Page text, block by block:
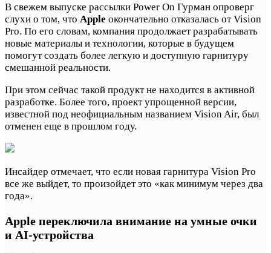
В свежем выпуске рассылки Power On Гурман опроверг
слухи о том, что Apple окончательно отказалась от Vision
Pro. По его словам, компания продолжает разрабатывать
новые материалы и технологии, которые в будущем
помогут создать более легкую и доступную гарнитуру
смешанной реальности.
При этом сейчас такой продукт не находится в активной
разработке. Более того, проект упрощенной версии,
известной под неофициальным названием Vision Air, был
отменен еще в прошлом году.
Инсайдер отмечает, что если новая гарнитура Vision Pro
все же выйдет, то произойдет это «как минимум через два
года».
Apple переключила внимание на умные очки
и AI-устройства